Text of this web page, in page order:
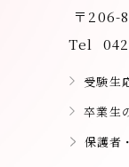
〒206-
Tel
受験生
卒業生
保護者